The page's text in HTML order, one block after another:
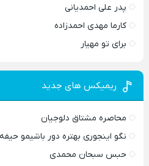
پدر علی احمدیانی
کارما مهدی احمدزاده
برای تو مهیار
ریمیکس های جدید
محاصره مشتاق دلوجیان
نگو اینجوری بهتره دور باشیمو
حبس سبحان محمدی